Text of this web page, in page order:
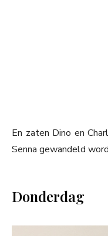
En zaten Dino en
Senna gewandeld
Donderdag